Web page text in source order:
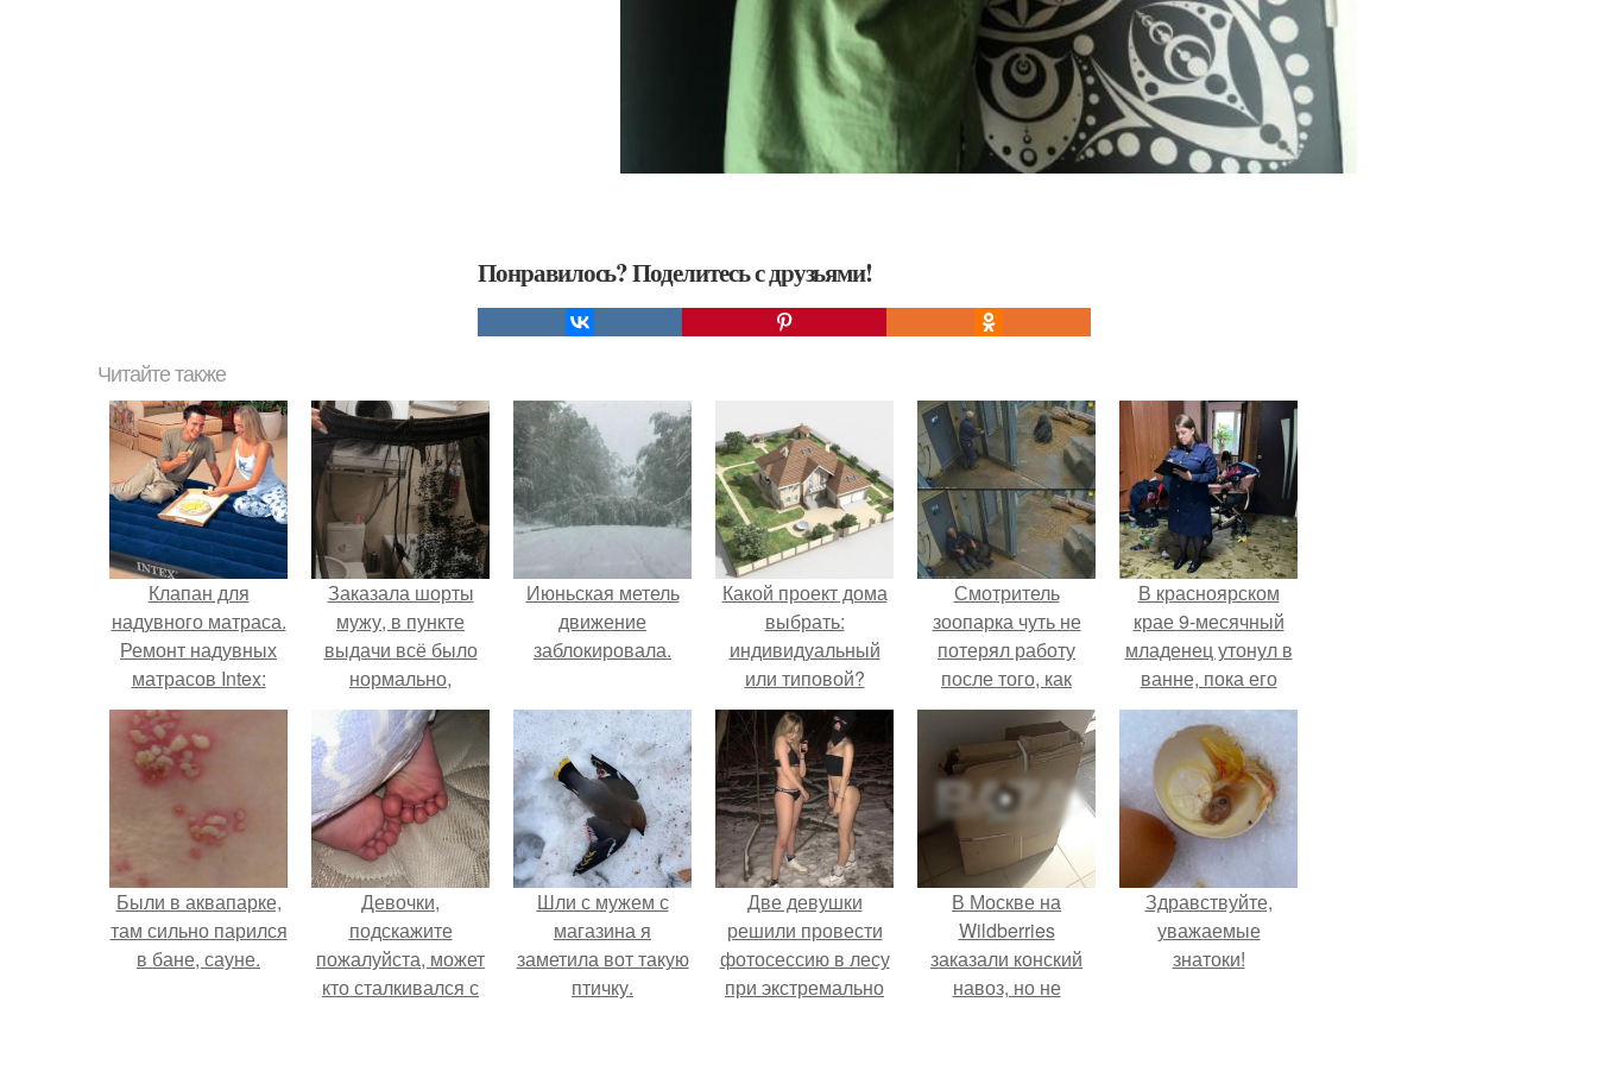
Понравилось? Поделитесь с друзьями!
Читайте также
Клапан для
надувного матраса.
Ремонт надувных
матрасов Intex:
неисправности и
методы их
устранения
Заказала шорты
мужу, в пункте
выдачи всё было
нормально,
примерил все
хорошо, ничего не
предвещало беды.
Июньская метель
движение
заблокировала.
Какой проект дома
выбрать:
индивидуальный
или типовой?
Смотритель
зоопарка чуть не
потерял работу
после того, как
камеры заметили,
как он ночью
пробирается в
вольер к горилле.
В красноярском
крае 9-месячный
младенец утонул в
ванне, пока его
мама слушала
музыку и танцевала
на кухне.
Были в аквапарке,
там сильно парился
в бане, сауне.
Девочки,
подскажите
пожалуйста, может
кто сталкивался с
Шли с мужем с
магазина я
заметила вот такую
птичку.
Две девушки
решили провести
фотосессию в лесу
при экстремально
В Москве на
Wildberries
заказали конский
навоз, но не
Здравствуйте,
уважаемые
знатоки!